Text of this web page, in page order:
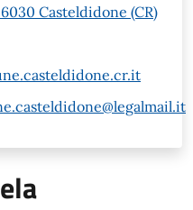
Casteldidone (CR)